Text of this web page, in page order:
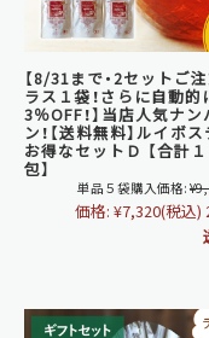
【8/31まで・2セットご
ラス１袋！さらに自動的
3％OFF！】当店人気ナ
ン！【送料無料】ルイボ
お得なセットＤ 【合計
包】
単品５袋購入価格:
価格: ¥7,320(税込)